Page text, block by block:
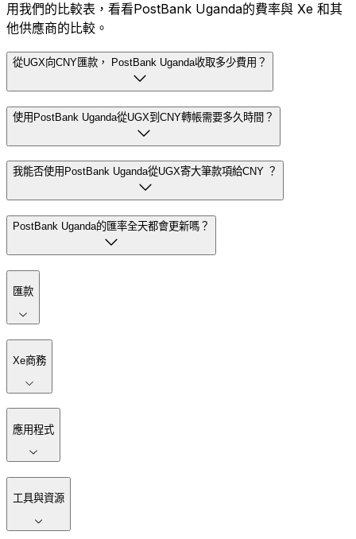
用我們的比較表，看看PostBank Uganda的費率與 Xe 和其
他供應商的比較。
從UGX向CNY匯款， PostBank Uganda收取多少費用？
使用PostBank Uganda從UGX到CNY轉帳需要多久時間？
我能否使用PostBank Uganda從UGX寄大筆款項給CNY ？
PostBank Uganda的匯率全天都會更新嗎？
匯款
Xe商務
應用程式
工具與資源